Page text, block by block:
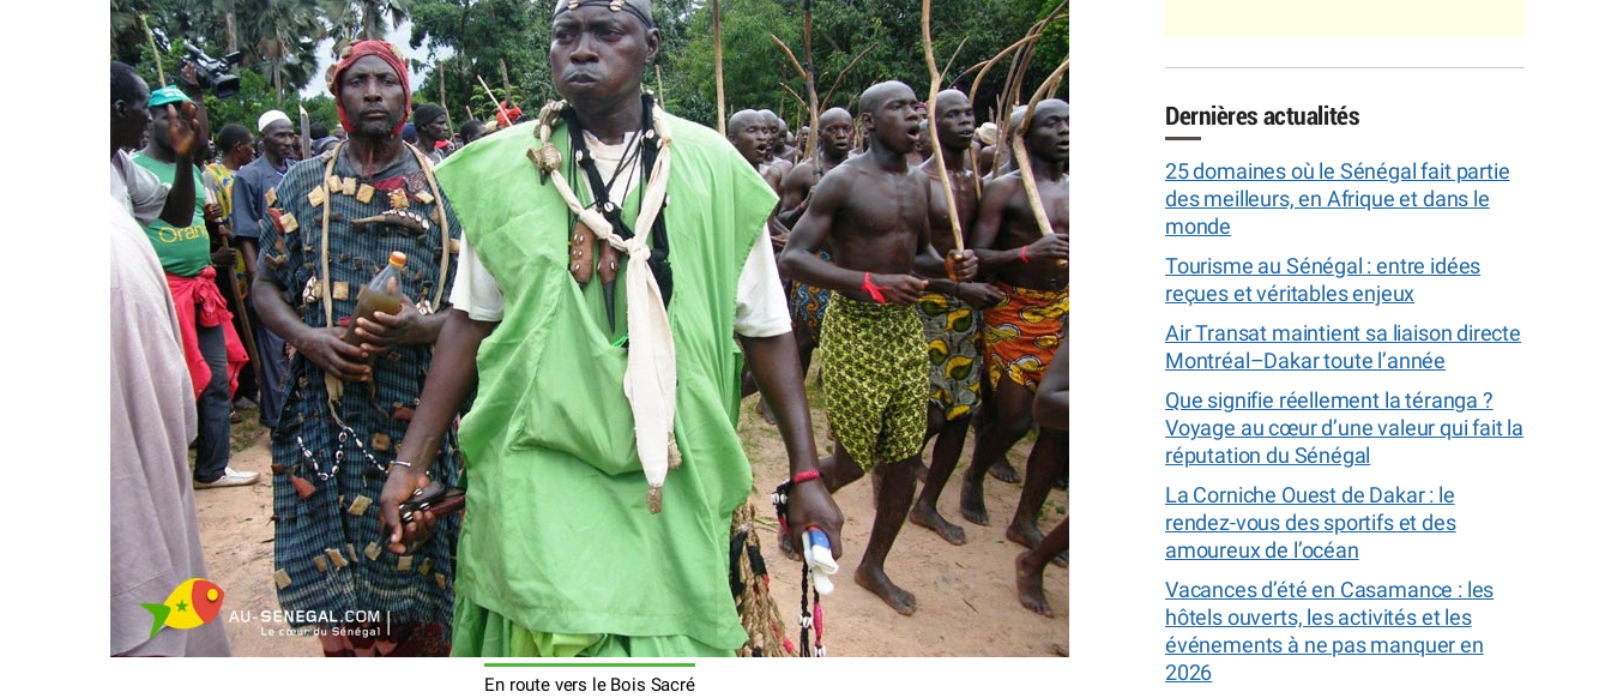
En route vers le Bois Sacré
Dernières actualités
25 domaines où le Sénégal fait partie
des meilleurs, en Afrique et dans le
monde
Tourisme au Sénégal : entre idées
reçues et véritables enjeux
Air Transat maintient sa liaison directe
Montréal–Dakar toute l’année
Que signifie réellement la téranga ?
Voyage au cœur d’une valeur qui fait la
réputation du Sénégal
La Corniche Ouest de Dakar : le
rendez-vous des sportifs et des
amoureux de l’océan
Vacances d’été en Casamance : les
hôtels ouverts, les activités et les
événements à ne pas manquer en
2026